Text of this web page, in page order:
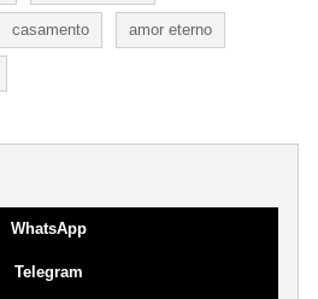
casamento amor eterno
WhatsApp
Telegram